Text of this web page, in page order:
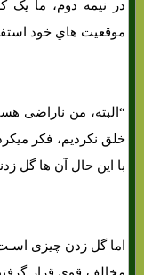
در نیمه دوم، ما یک
موقعیت هاي‌ خود
“البته، من ناراضی
خلق نکردیم، فکر
با این حال آن ها گل
اما گل زدن چیزی اسـت